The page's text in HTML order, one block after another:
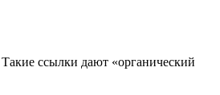
ссылки дают «органический